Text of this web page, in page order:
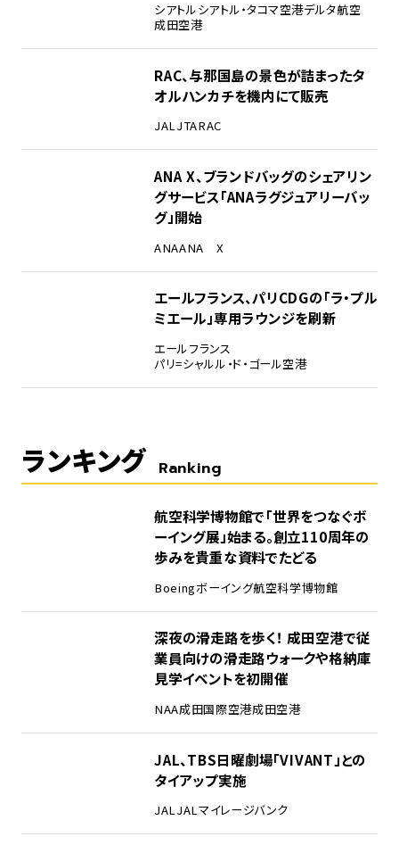
シアトルシアトル・タコマ空港デルタ航空
成田空港
RAC、与那国島の景色が詰まったタ
オルハンカチを機内にて販売
JALJTARAC
ANA X、ブランドバッグのシェアリン
グサービス「ANAラグジュアリーバッ
グ」開始
ANAANA X
エールフランス、パリCDGの「ラ・プル
ミエール」専用ラウンジを刷新
エールフランス
パリ=シャルル・ド・ゴール空港
ランキング Ranking
航空科学博物館で「世界をつなぐボ
ーイング展」始まる。創立110周年の
歩みを貴重な資料でたどる
Boeingボーイング航空科学博物館
深夜の滑走路を歩く！ 成田空港で従
業員向けの滑走路ウォークや格納庫
見学イベントを初開催
NAA成田国際空港成田空港
JAL、TBS日曜劇場「VIVANT」との
タイアップ実施
JALJALマイレージバンク